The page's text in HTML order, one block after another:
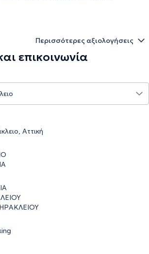
Περισσότερες αξιολογήσεις
επικοινωνία
Αττική